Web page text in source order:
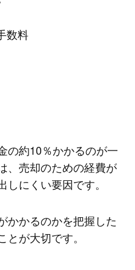
数料
の約10％かかるのが一
、売却のための経費が
にくい要因です。
かかるのかを把握した
が大切です。